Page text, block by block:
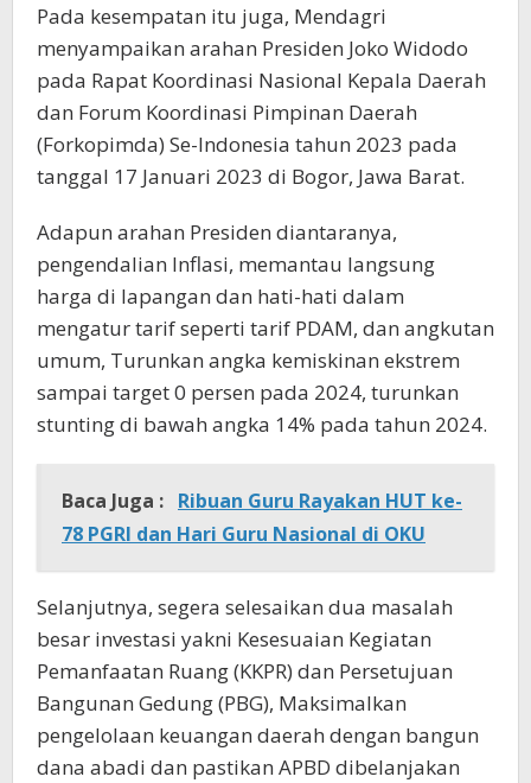
Pada kesempatan itu juga, Mendagri
menyampaikan arahan Presiden Joko Widodo
pada Rapat Koordinasi Nasional Kepala Daerah
dan Forum Koordinasi Pimpinan Daerah
(Forkopimda) Se-Indonesia tahun 2023 pada
tanggal 17 Januari 2023 di Bogor, Jawa Barat.
Adapun arahan Presiden diantaranya,
pengendalian Inflasi, memantau langsung
harga di lapangan dan hati-hati dalam
mengatur tarif seperti tarif PDAM, dan angkutan
umum, Turunkan angka kemiskinan ekstrem
sampai target 0 persen pada 2024, turunkan
stunting di bawah angka 14% pada tahun 2024.
Baca Juga : Ribuan Guru Rayakan HUT ke-
78 PGRI dan Hari Guru Nasional di OKU
Selanjutnya, segera selesaikan dua masalah
besar investasi yakni Kesesuaian Kegiatan
Pemanfaatan Ruang (KKPR) dan Persetujuan
Bangunan Gedung (PBG), Maksimalkan
pengelolaan keuangan daerah dengan bangun
dana abadi dan pastikan APBD dibelanjakan